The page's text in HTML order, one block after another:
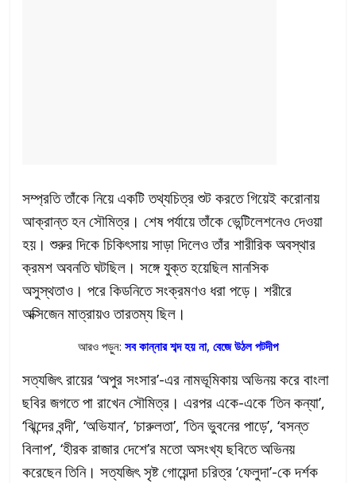
সম্প্রতি তাঁকে নিয়ে একটি তথ্যচিত্র শুট করতে গিয়েই করোনায়
আক্রান্ত হন সৌমিত্র। শেষ পর্যায়ে তাঁকে ভেন্টিলেশনেও দেওয়া
হয়। শুরুর দিকে চিকিৎসায় সাড়া দিলেও তাঁর শারীরিক অবস্থার
ক্রমশ অবনতি ঘটছিল। সঙ্গে যুক্ত হয়েছিল মানসিক
অসুস্থতাও। পরে কিডনিতে সংক্রমণও ধরা পড়ে। শরীরে
অক্সিজেন মাত্রায়ও তারতম্য ছিল।
আরও পড়ুন: সব কান্নার শব্দ হয় না, বেজে উঠল পটদীপ
সত্যজিৎ রায়ের ‘অপুর সংসার’-এর নামভূমিকায় অভিনয় করে বাংলা
ছবির জগতে পা রাখেন সৌমিত্র। এরপর একে-একে ‘তিন কন্যা’,
‘ঝিন্দের বন্দী’, ‘অভিযান’, ‘চারুলতা’, ‘তিন ভুবনের পাড়ে’, ‘বসন্ত
বিলাপ’, ‘হীরক রাজার দেশে’র মতো অসংখ্য ছবিতে অভিনয়
করেছেন তিনি। সত্যজিৎ সৃষ্ট গোয়েন্দা চরিত্র ‘ফেলুদা’-কে দর্শক